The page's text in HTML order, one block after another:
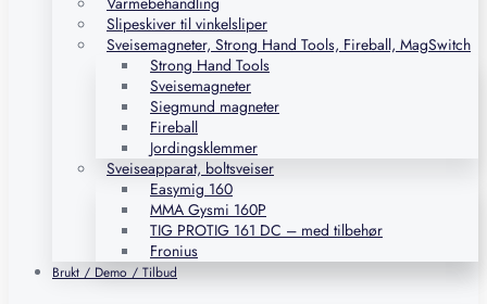
Slipeskiver til vinkelsliper
Sveisemagneter, Strong Hand Tools, Fireball, MagSwitch
Strong Hand Tools
Sveisemagneter
Siegmund magneter
Fireball
Jordingsklemmer
Sveiseapparat, boltsveiser
Easymig 160
MMA Gysmi 160P
TIG PROTIG 161 DC – med tilbehør
Fronius
Brukt / Demo / Tilbud